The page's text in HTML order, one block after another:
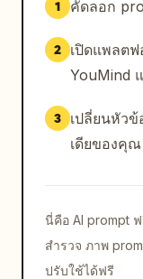
1 คัดลอก
2
เปิดแพลต
YouMind
3
เปลี่ยนหัวข้
เดียของคุ
นี่คือ AI prompt
สำรวจ ภาพ
ปรับใช้ได้ฟรี